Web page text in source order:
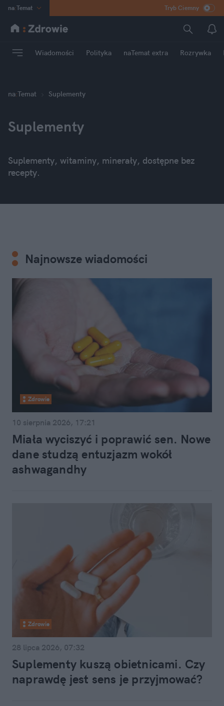
na:Temat
INN Poland
mama
Rozrywka
Tryb Ciemny
Wiadomości Polityka naTemat extra Rozrywka
na:Temat Suplementy
Suplementy
Suplementy, witaminy, minerały, dostępne bez
recepty.
Najnowsze wiadomości
Zdrowie
10 sierpnia 2026, 17:21
Miała wyciszyć i poprawić sen. Nowe
dane studzą entuzjazm wokół
ashwagandhy
Zdrowie
28 lipca 2026, 07:32
Suplementy kuszą obietnicami. Czy
naprawdę jest sens je przyjmować?